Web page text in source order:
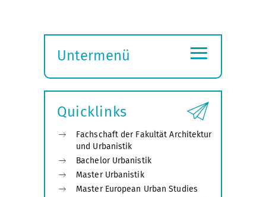
Untermenü
öffnen
≡
Quicklinks
Fachschaft der Fakultät Architektur
und Urbanistik
Bachelor Urbanistik
Master Urbanistik
Master European Urban Studies